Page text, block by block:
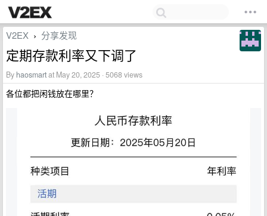
V2EX › 分享发现
定期存款利率又下调了
By haosmartat May 20, 2025 · 5068 views
各位都把闲钱放在哪里？